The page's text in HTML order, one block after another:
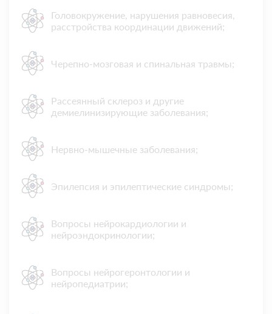
Головокружение, нарушения равновесия,
расстройства координации движений;
Черепно-мозговая и спинальная травмы;
Рассеянный склероз и другие
демиелинизирующие заболевания;
Нервно-мышечные заболевания;
Эпилепсия и эпилептические синдромы;
Вопросы нейрокардиологии и
нейроэндокринологии;
Вопросы нейрогеронтологии и
нейропедиатрии;